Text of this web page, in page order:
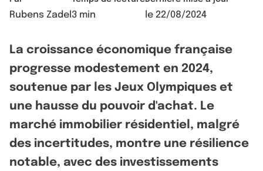
Rubens Zadel 3 min le 22/08/2024
La croissance économique française
progresse modestement en 2024,
soutenue par les Jeux Olympiques et
une hausse du pouvoir d'achat. Le
marché immobilier résidentiel, malgré
des incertitudes, montre une résilience
notable, avec des investissements